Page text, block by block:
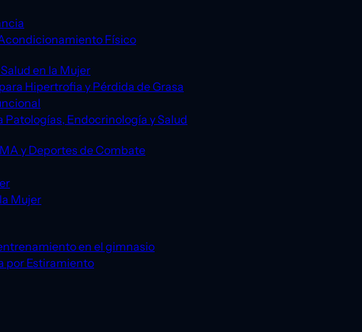
Físico
en la Mujer
Hipertrofia y Pérdida de Grasa
Endocrinología y Salud
y Deportes de Combate
Mujer
en el gimnasio
por Estiramiento